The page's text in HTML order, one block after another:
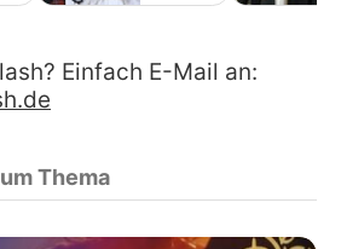
Einfach E-Mail an:
Thema